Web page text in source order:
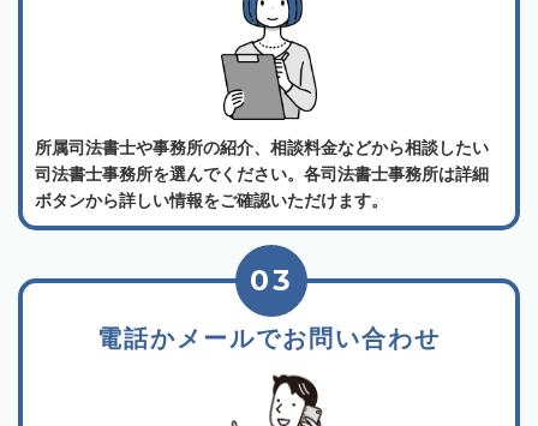
所属司法書士や事務所の紹介、相談料金などから相談したい
司法書士事務所を選んでください。各司法書士事務所は詳細
ボタンから詳しい情報をご確認いただけます。
電話かメールでお問い合わせ
03